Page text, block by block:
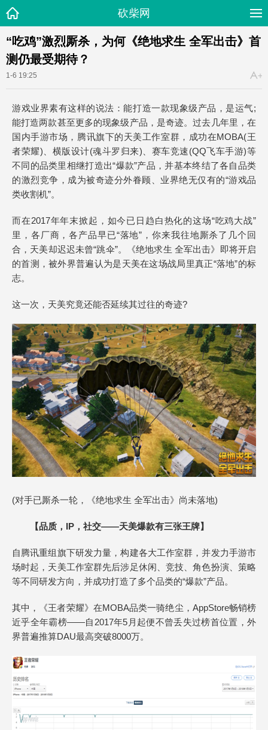
砍柴网
“吃鸡”激烈厮杀，为何《绝地求生 全军出击》首
测仍最受期待？
1-6 19:25
游戏业界素有这样的说法：能打造一款现象级产品，是运气;
能打造两款甚至更多的现象级产品，是奇迹。过去几年里，在
国内手游市场，腾讯旗下的天美工作室群，成功在MOBA(王
者荣耀)、横版设计(魂斗罗归来)、赛车竞速(QQ飞车手游)等
不同的品类里相继打造出“爆款”产品，并基本终结了各自品类
的激烈竞争，成为被奇迹分外眷顾、业界绝无仅有的“游戏品
类收割机”。
而在2017年年末掀起，如今已日趋白热化的这场“吃鸡大战”
里，各厂商，各产品早已“落地”，你来我往地厮杀了几个回
合，天美却迟迟未曾“跳伞”。《绝地求生 全军出击》即将开启
的首测，被外界普遍认为是天美在这场战局里真正“落地”的标
志。
这一次，天美究竟还能否延续其过往的奇迹?
(对手已厮杀一轮，《绝地求生 全军出击》尚未落地)
【品质，IP，社交——天美爆款有三张王牌】
自腾讯重组旗下研发力量，构建各大工作室群，并发力手游市
场时起，天美工作室群先后涉足休闲、竞技、角色扮演、策略
等不同研发方向，并成功打造了多个品类的“爆款”产品。
其中，《王者荣耀》在MOBA品类一骑绝尘，AppStore畅销榜
近乎全年霸榜——自2017年5月起便不曾丢失过榜首位置，外
界普遍推算DAU最高突破8000万。